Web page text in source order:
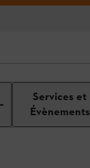
Services et
Évènements
la taille du
citronnier